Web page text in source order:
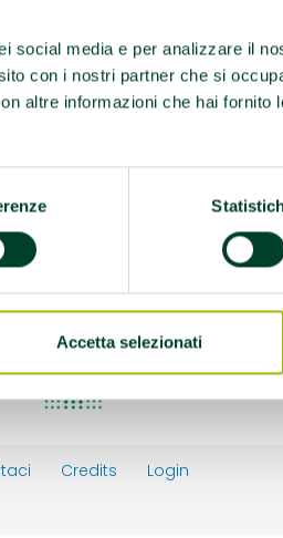
social media e per analizzare il
con i nostri partner che si
altre informazioni che hai fornito
Accetta selezionati
Credits Login